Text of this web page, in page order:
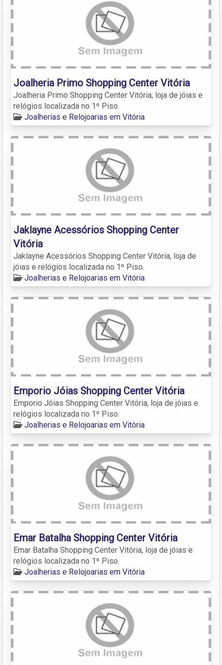
Joalheria Primo Shopping Center Vitória
Joalheria Primo Shopping Center Vitória, loja de jóias e
relógios localizada no 1º Piso.
Joalherias e Relojoarias em Vitória
Jaklayne Acessórios Shopping Center
Vitória
Jaklayne Acessórios Shopping Center Vitória, loja de
jóias e relógios localizada no 1º Piso.
Joalherias e Relojoarias em Vitória
Emporio Jóias Shopping Center Vitória
Emporio Jóias Shopping Center Vitória, loja de jóias e
relógios localizada no 1º Piso.
Joalherias e Relojoarias em Vitória
Emar Batalha Shopping Center Vitória
Emar Batalha Shopping Center Vitória, loja de jóias e
relógios localizada no 1º Piso.
Joalherias e Relojoarias em Vitória